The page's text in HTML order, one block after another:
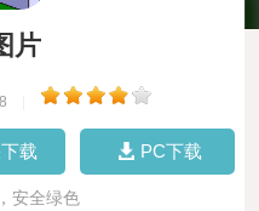
片
载 PC下载
安全绿色